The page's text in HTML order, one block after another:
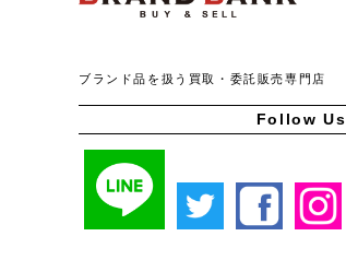
ブランド品を扱う買取・委託販売専門店
Follow Us